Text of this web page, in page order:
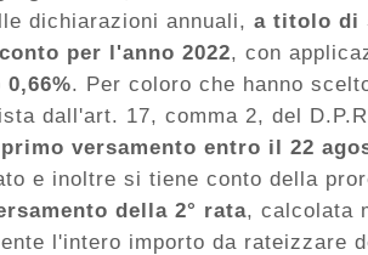
dichiarazioni annuali, a titolo di
per l'anno 2022, con
0,66%. Per coloro che hanno
dall'art. 17, comma 2, del
primo versamento entro il 22
e inoltre si tiene conto della
della 2° rata, calcolata
l'intero importo da rateizzare